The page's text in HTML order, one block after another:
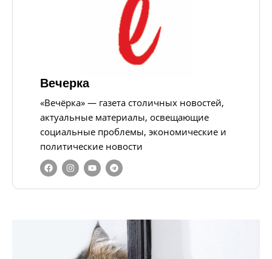
Вечерка
«Вечёрка» — газета столичных новостей,
актуальные материалы, освещающие
социальные проблемы, экономические и
политические новости